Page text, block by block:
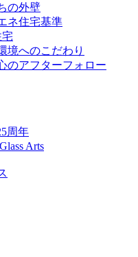
の外壁
ネ住宅基準
境へのこだわり
のアフターフォロー
周年
Arts